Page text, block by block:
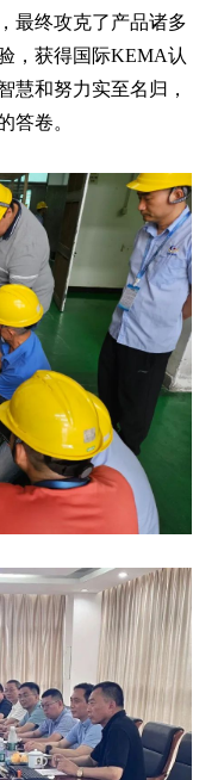
最终攻克了产品诸多
，获得国际KEMA认
慧和努力实至名归，
答卷。